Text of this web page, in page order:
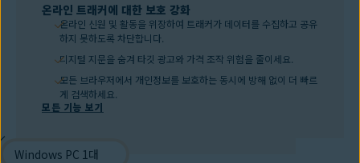
온라인 트래커에 대한 보호 강화
온라인 신원 및 활동을 위장하여 트래커가 데이터를 수집하고 공유
하지 못하도록 차단합니다.
디지털 지문을 숨겨 타깃 광고와 가격 조작 위험을 줄이세요.
모든 브라우저에서 개인정보를 보호하는 동시에 방해 없이 더 빠르
게 검색하세요.
모든 기능 보기